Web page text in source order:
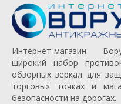
Интернет-магазин
широкий набор
обзорных зеркал для
торговых точках и
безопасности на дорогах.